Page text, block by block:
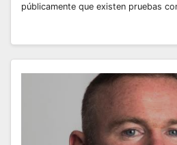
públicamente que existen pruebas